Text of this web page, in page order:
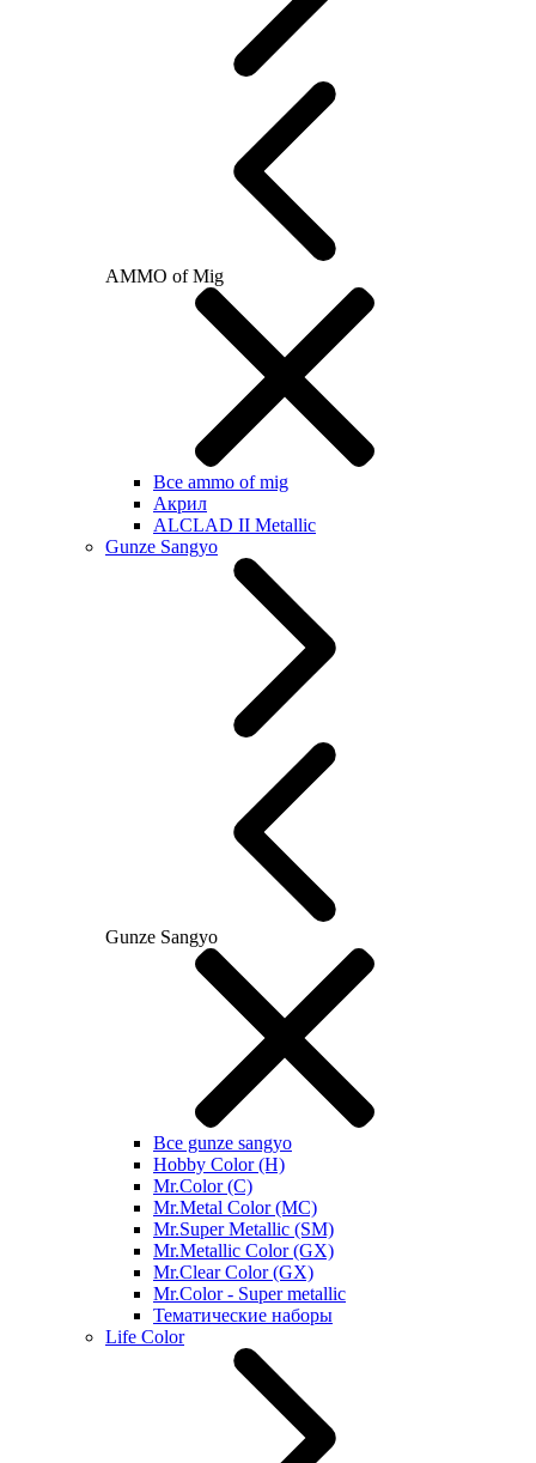
AMMO of Mig
Все ammo of mig
Акрил
ALCLAD II Metallic
Gunze Sangyo
Gunze Sangyo
Все gunze sangyo
Hobby Color (H)
Mr.Color (C)
Mr.Metal Color (MC)
Mr.Super Metallic (SM)
Mr.Metallic Color (GX)
Mr.Clear Color (GX)
Mr.Color - Super metallic
Тематические наборы
Life Color